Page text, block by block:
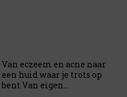
Van eczeem en acne naar
een huid waar je trots op
bent Van eigen